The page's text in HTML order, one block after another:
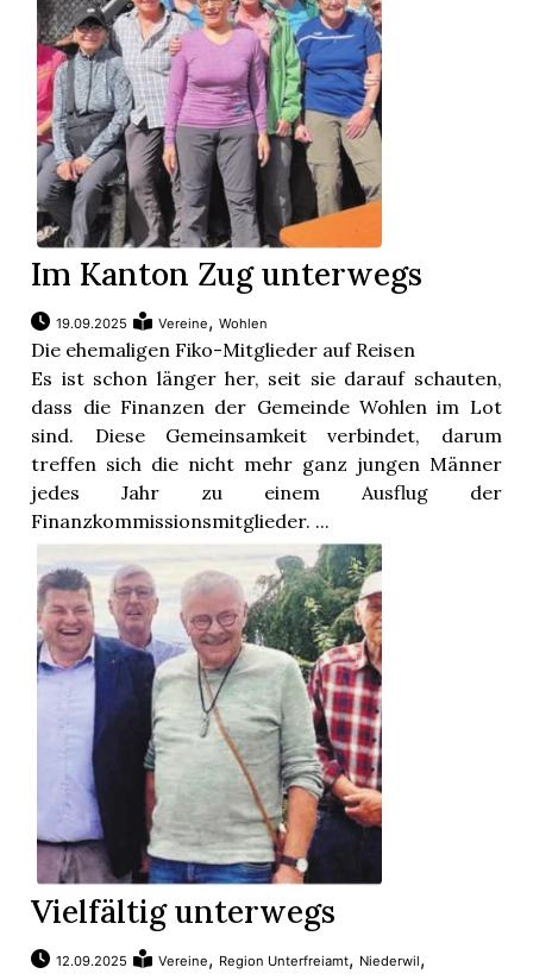
Im Kanton Zug unterwegs
19.09.2025 Vereine,Wohlen
Die ehemaligen Fiko-Mitglieder auf Reisen
Es ist schon länger her, seit sie darauf schauten,
dass die Finanzen der Gemeinde Wohlen im Lot
sind. Diese Gemeinsamkeit verbindet, darum
treffen sich die nicht mehr ganz jungen Männer
jedes Jahr zu einem Ausflug der
Finanzkommissionsmitglieder. ...
Vielfältig unterwegs
12.09.2025 Vereine, Region Unterfreiamt, Niederwil,